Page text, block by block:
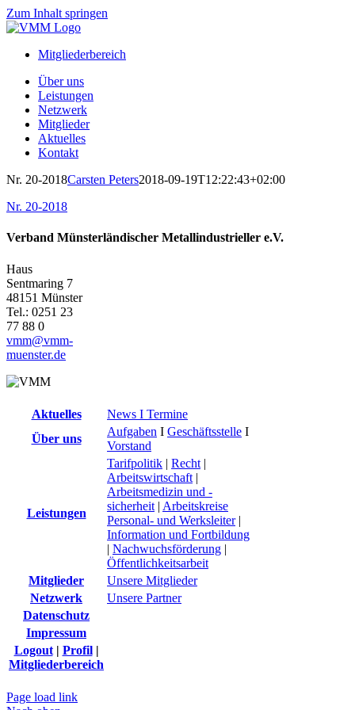
Zum Inhalt springen
Mitgliederbereich
Über uns
Leistungen
Netzwerk
Mitglieder
Aktuelles
Kontakt
Nr. 20-2018Carsten Peters2018-09-19T12:22:43+02:00
Nr. 20-2018
Verband Münsterländischer Metallindustrieller e.V.
Haus
Sentmaring 7
48151 Münster
Tel.: 0251 23
77 88 0
vmm@vmm-
muenster.de
Aktuelles
News I Termine
Über uns
Aufgaben I Geschäftsstelle I
Vorstand
Leistungen
Tarifpolitik | Recht |
Arbeitswirtschaft |
Arbeitsmedizin und -
sicherheit | Arbeitskreise
Personal- und Werksleiter|
Information und Fortbildung
| Nachwuchsförderung |
Öffentlichkeitsarbeit
Mitglieder
Unsere Mitglieder
Netzwerk
Unsere Partner
Datenschutz
Impressum
Logout| Profil|
Mitgliederbereich
Page load link